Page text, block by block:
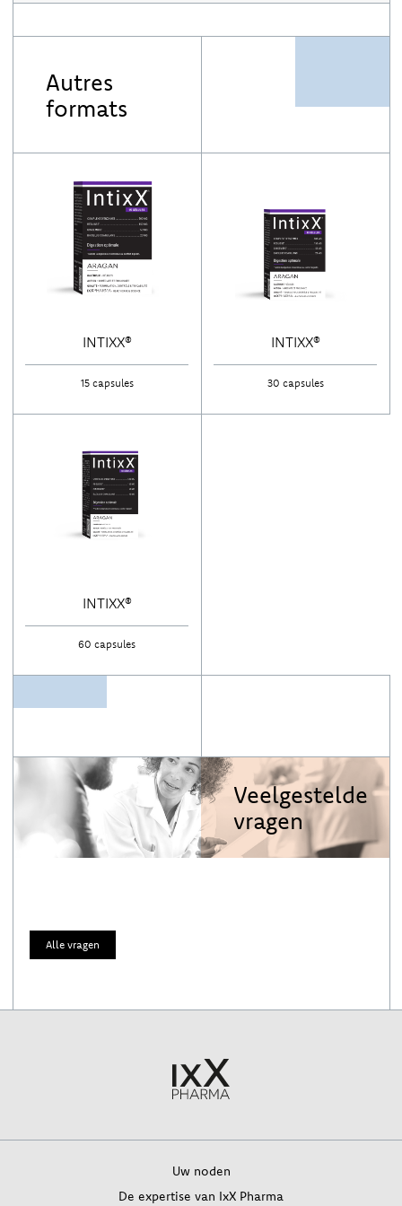
protease 3,0 40 SAPU u/g, protease 4,5 40.000 HUT u/g, cellulase
magnesiumzouten van vetzuren; gemberwortelextract (Zingiber
Autres
formats
INTIXX®
15 capsules
INTIXX®
30 capsules
INTIXX®
60 capsules
Veelgestelde
vragen
Alle vragen
Uw noden
De expertise van IxX Pharma